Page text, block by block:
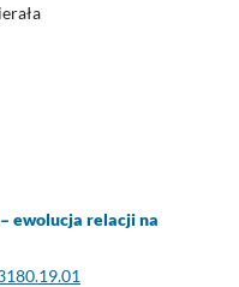
ewolucja relacji na